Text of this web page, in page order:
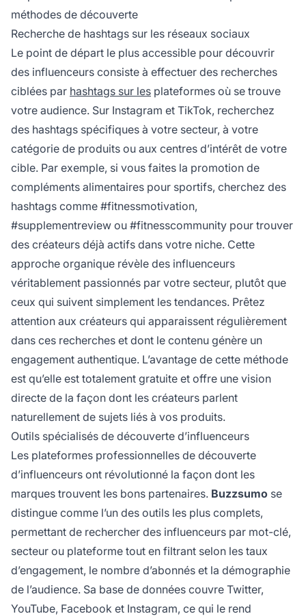
méthodes de découverte
Recherche de hashtags sur les réseaux sociaux
Le point de départ le plus accessible pour découvrir
des influenceurs consiste à effectuer des recherches
ciblées par hashtags sur les plateformes où se trouve
votre audience. Sur Instagram et TikTok, recherchez
des hashtags spécifiques à votre secteur, à votre
catégorie de produits ou aux centres d’intérêt de votre
cible. Par exemple, si vous faites la promotion de
compléments alimentaires pour sportifs, cherchez des
hashtags comme #fitnessmotivation,
#supplementreview ou #fitnesscommunity pour trouver
des créateurs déjà actifs dans votre niche. Cette
approche organique révèle des influenceurs
véritablement passionnés par votre secteur, plutôt que
ceux qui suivent simplement les tendances. Prêtez
attention aux créateurs qui apparaissent régulièrement
dans ces recherches et dont le contenu génère un
engagement authentique. L’avantage de cette méthode
est qu’elle est totalement gratuite et offre une vision
directe de la façon dont les créateurs parlent
naturellement de sujets liés à vos produits.
Outils spécialisés de découverte d’influenceurs
Les plateformes professionnelles de découverte
d’influenceurs ont révolutionné la façon dont les
marques trouvent les bons partenaires. Buzzsumo se
distingue comme l’un des outils les plus complets,
permettant de rechercher des influenceurs par mot-clé,
secteur ou plateforme tout en filtrant selon les taux
d’engagement, le nombre d’abonnés et la démographie
de l’audience. Sa base de données couvre Twitter,
YouTube, Facebook et Instagram, ce qui le rend